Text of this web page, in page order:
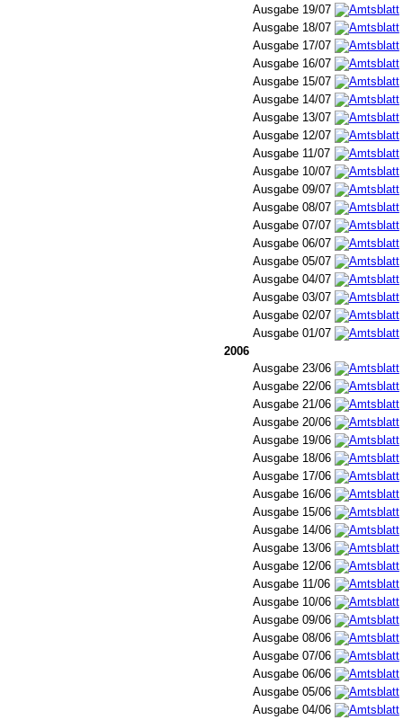
Ausgabe 19/07
Ausgabe 18/07
Ausgabe 17/07
Ausgabe 16/07
Ausgabe 15/07
Ausgabe 14/07
Ausgabe 13/07
Ausgabe 12/07
Ausgabe 11/07
Ausgabe 10/07
Ausgabe 09/07
Ausgabe 08/07
Ausgabe 07/07
Ausgabe 06/07
Ausgabe 05/07
Ausgabe 04/07
Ausgabe 03/07
Ausgabe 02/07
Ausgabe 01/07
2006
Ausgabe 23/06
Ausgabe 22/06
Ausgabe 21/06
Ausgabe 20/06
Ausgabe 19/06
Ausgabe 18/06
Ausgabe 17/06
Ausgabe 16/06
Ausgabe 15/06
Ausgabe 14/06
Ausgabe 13/06
Ausgabe 12/06
Ausgabe 11/06
Ausgabe 10/06
Ausgabe 09/06
Ausgabe 08/06
Ausgabe 07/06
Ausgabe 06/06
Ausgabe 05/06
Ausgabe 04/06